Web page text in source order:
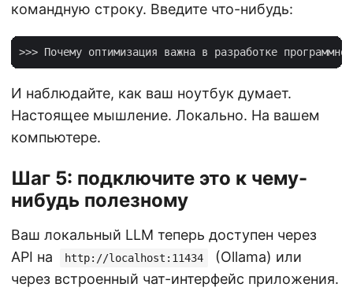
командную строку. Введите что-нибудь:
И наблюдайте, как ваш ноутбук думает.
Настоящее мышление. Локально. На вашем
компьютере.
Шаг 5: подключите это к чему-
нибудь полезному
Ваш локальный LLM теперь доступен через
API на
http://localhost:11434
(Ollama) или
через встроенный чат-интерфейс приложения.